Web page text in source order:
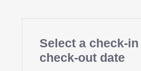
Select a check-in
check-out date